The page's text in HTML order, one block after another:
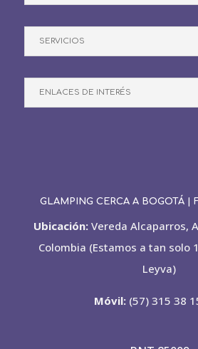
SERVICIOS
ENLACES DE INTERÉS
GLAMPING CERCA A BOGOTÁ |
Ubicación:Vereda Alcaparros,
Colombia (Estamos a tan solo
Leyva)
Móvil: (57) 315 38